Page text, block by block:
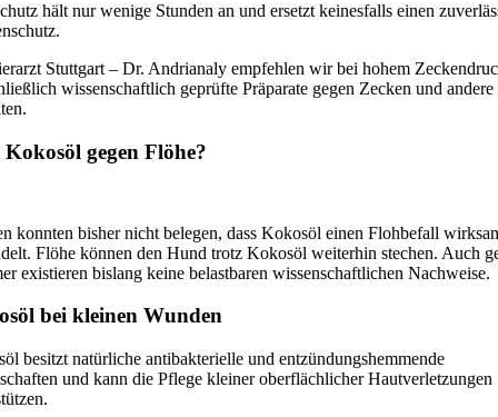
hält nur wenige Stunden an und ersetzt keinesfalls einen
Stuttgart – Dr. Andrianaly empfehlen wir bei hohem
wissenschaftlich geprüfte Präparate gegen Zecken und andere
gegen Flöhe?
konnten bisher nicht belegen, dass Kokosöl einen Flohbefall
Flöhe können den Hund trotz Kokosöl weiterhin stechen. Auch
existieren bislang keine belastbaren wissenschaftlichen Nachweise.
bei kleinen Wunden
besitzt natürliche antibakterielle und entzündungshemmende
und kann die Pflege kleiner oberflächlicher Hautverletzungen